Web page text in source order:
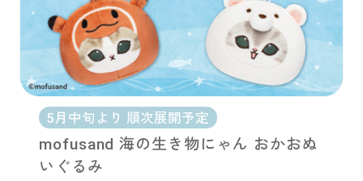
5月中旬より 順次展開予定
mofusand 海の生き物にゃん おかおぬ
いぐるみ